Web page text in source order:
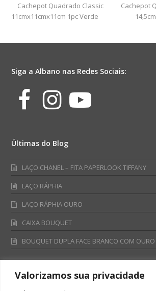
Valorizamos sua privacidade
Vermelho
quantidade
previous
post:
Cachepot Quadrado Classic
11cmx11cmx11cm 1pc Verde
next
post:
Cachepot
Siga a Albano nas Redes Sociais:
Facebook
Instagram
Últimas do Blog
LAÇO CHANEL – FITA PAPERLOOK TIFFANY
LAÇO RÁPHIA
LAÇO RÁPHIA OURO
CAIXA BOUQUET
BOUQUET DUPLA FACE BRANCO COM OURO
Fale Conosco